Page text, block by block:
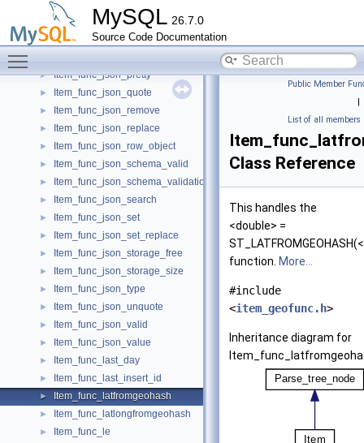
MySQL 26.7.0
Source Code Documentation
Item_func_json_merge
Item_func_json_merge_patch
► Item_func_json_merge_preserve
► Item_func_json_pretty
► Item_func_json_quote
► Item_func_json_remove
► Item_func_json_replace
► Item_func_json_row_object
► Item_func_json_schema_valid
► Item_func_json_schema_validation_report
► Item_func_json_search
► Item_func_json_set
► Item_func_json_set_replace
► Item_func_json_storage_free
► Item_func_json_storage_size
► Item_func_json_type
► Item_func_json_unquote
► Item_func_json_valid
► Item_func_json_value
► Item_func_last_day
► Item_func_last_insert_id
► Item_func_latfromgeohash
► Item_func_latlongfromgeohash
► Item_func_le
Public Member
|
List of all members
Class Reference
This handles the
<double> =
function. More...
#include
<item_geofunc.h>
Inheritance diagram for